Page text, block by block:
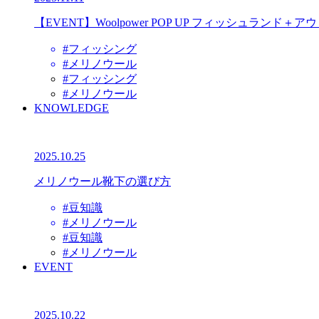
【EVENT】Woolpower POP UP フィッシュランド＋ア
#フィッシング
#メリノウール
#フィッシング
#メリノウール
KNOWLEDGE
2025.10.25
メリノウール靴下の選び方
#豆知識
#メリノウール
#豆知識
#メリノウール
EVENT
2025.10.22